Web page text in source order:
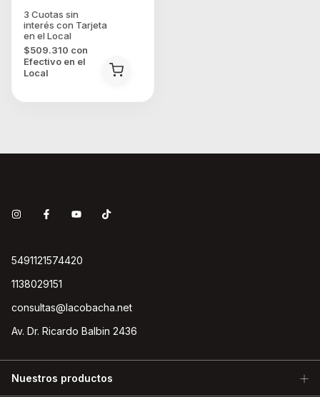
$509.310 con
Efectivo en el
Local
5491121574420
1138029151
consultas@lacobacha.net
Av. Dr. Ricardo Balbin 2436
Nuestros productos